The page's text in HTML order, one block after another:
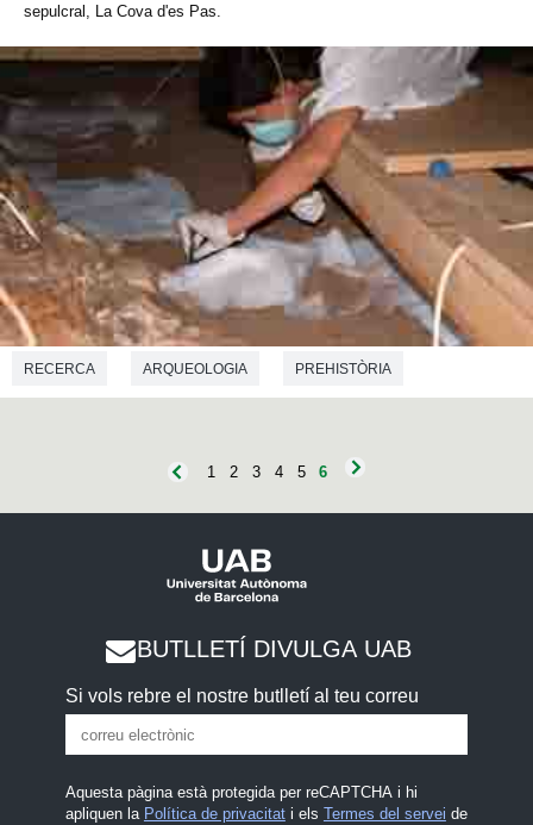
sepulcral, La Cova d'es Pas.
RECERCA ARQUEOLOGIA PREHISTÒRIA
1 2 3 4 5 6
BUTLLETÍ DIVULGA UAB
Si vols rebre el nostre butlletí al teu correu
Aquesta pàgina està protegida per reCAPTCHA i hi
apliquen la Política de privacitati els Termes del servei de